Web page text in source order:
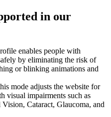
in our
enables people with
by eliminating the risk of
or blinking animations and
mode adjusts the website for
visual impairments such as
Cataract, Glaucoma, and